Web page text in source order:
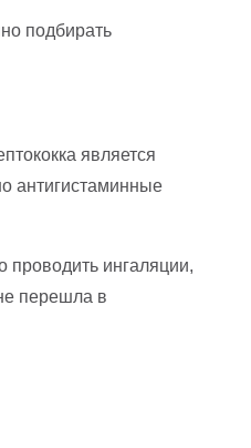
подбирать
является
антигистаминные
проводить ингаляции,
перешла в